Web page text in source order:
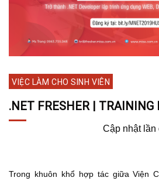
VIỆC LÀM CHO SINH VIÊN
.NET FRESHER | TRAINING
Cập nhật lần
Trong khuôn khổ hợp tác giữa Viện